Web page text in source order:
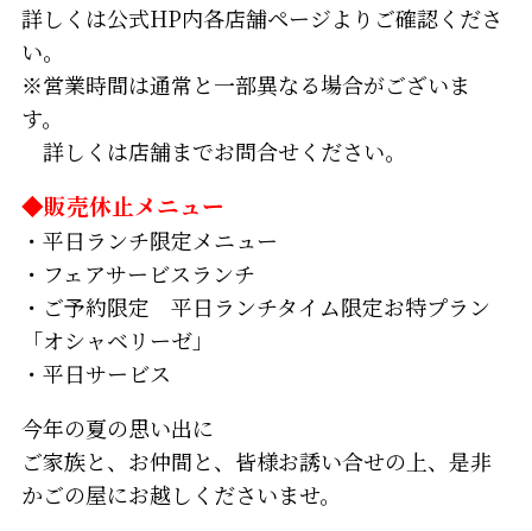
詳しくは公式HP内各店舗ページよりご確認くださ
い。
※営業時間は通常と一部異なる場合がございま
す。
詳しくは店舗までお問合せください。
◆販売休止メニュー
・平日ランチ限定メニュー
・フェアサービスランチ
・ご予約限定 平日ランチタイム限定お特プラン
「オシャベリーゼ」
・平日サービス
今年の夏の思い出に
ご家族と、お仲間と、皆様お誘い合せの上、是非
かごの屋にお越しくださいませ。